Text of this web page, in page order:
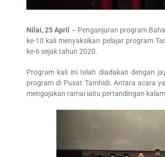
Nilai, 25 April
– Penganjuran program
ke-10 kali menyaksikan pelajar program
ke-6 sejak tahun 2020.
Program kali ini telah diadakan dengan
program di Pusat Tamhidi. Antara acara
mengujakan ramai iaitu pertandingan